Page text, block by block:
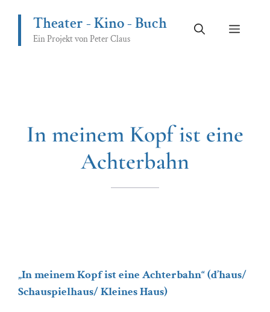
springen
Theater - Kino - Buch
Ein Projekt von Peter Claus
Menü
In meinem Kopf ist eine
Achterbahn
„In meinem Kopf ist eine Achterbahn“ (d’haus/
Schauspielhaus/ Kleines Haus)